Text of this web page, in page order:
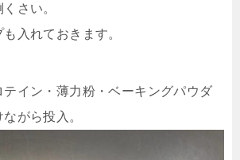
さい。
入れておきます。
イン・薄力粉・ベーキングパウダ
がら投入。